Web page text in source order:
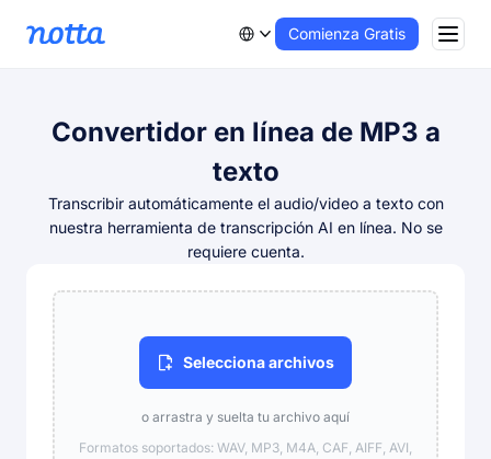
Comienza Gratis
Convertidor en línea de MP3 a
texto
Transcribir automáticamente el audio/video a texto con
nuestra herramienta de transcripción AI en línea. No se
requiere cuenta.
Selecciona archivos
o arrastra y suelta tu archivo aquí
Formatos soportados: WAV, MP3, M4A, CAF, AIFF, AVI,